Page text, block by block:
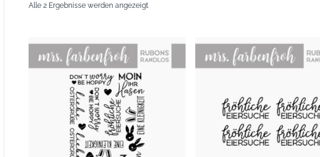
Alle 2 Ergebnisse werden angezeigtNach